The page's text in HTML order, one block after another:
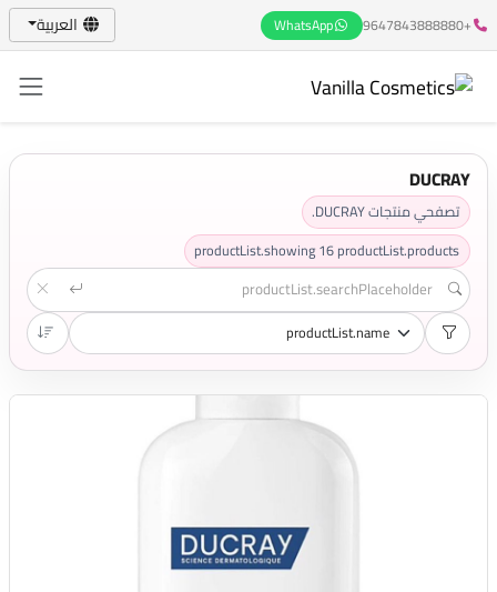
+9647843888880
WhatsApp العربية
DUCRAY
تصفحي منتجات DUCRAY.
productList.showing16productList.products